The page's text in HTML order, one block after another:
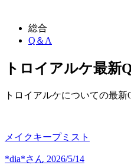
総合
Q＆A
トロイアルケ最新
トロイアルケについての最
メイクキープミスト
*dia*さん 2026/5/14